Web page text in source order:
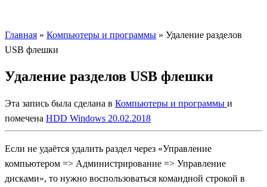
Главная » Компьютеры и программы » Удаление разделов
USB флешки
Удаление разделов USB флешки
Эта запись была сделана в Компьютеры и программы и
помечена HDD Windows 20.02.2018
Если не удаётся удалить раздел через «Управление
компьютером => Администрирование => Управление
дисками», то нужно воспользоваться командной строкой в